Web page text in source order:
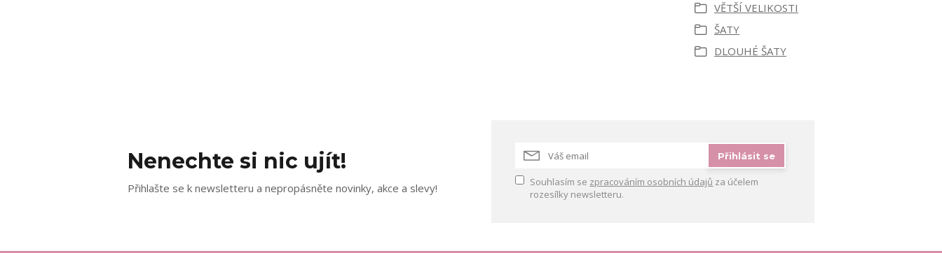
VĚTŠÍ VELIKOSTI
ŠATY
DLOUHÉ ŠATY
Nenechte si nic ujít!
Přihlašte se k newsletteru a nepropásněte novinky, akce a slevy!
Přihlásit se
Souhlasím se zpracováním osobních údajů za účelem
rozesílky newsletteru.